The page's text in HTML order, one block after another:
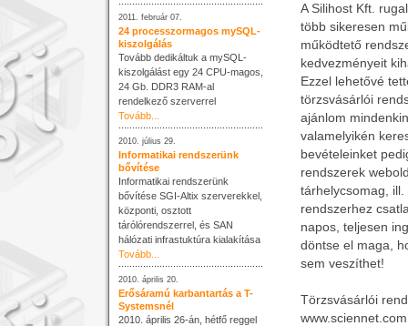
2011. február 07.
24 processzormagos mySQL-
kiszolgálás
Tovább dedikáltuk a mySQL-
kiszolgálást egy 24 CPU-magos,
24 Gb. DDR3 RAM-al
rendelkező szerverrel
Tovább...
2010. július 29.
Informatikai rendszerünk
bővítése
Informatikai rendszerünk
bővítése SGI-Altix szerverekkel,
központi, osztott
tárólórendszerrel, és SAN
hálózati infrastuktúra kialakítása
Tovább...
2010. április 20.
Erősáramú karbantartás a T-
Systemsnél
2010. április 26-án, hétfő reggel
A Silihost Kft.
több sikeresen
működtető
kedvezményeit
Ezzel lehetővé
törzsvásárlói
ajánlom
valamelyikén
bevételeinket
rendszerek
tárhelycsomag,
rendszerhez
napos, teljesen
döntse el maga,
sem veszíthet!
Törzsvásárlói
www.sciennet.com